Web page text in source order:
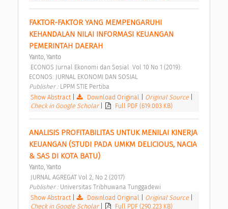
FAKTOR-FAKTOR YANG MEMPENGARUHI
KEHANDALAN NILAI INFORMASI KEUANGAN
PEMERINTAH DAERAH
Yanto, Yanto
ECONOS: JURNAL EKONOMI DAN SOSIAL
Publisher : LPPM STIE Pertiba
Show Abstract
Download Original Original Source
Check in Google Scholar
Full PDF (619.003 KB)
ANALISIS PROFITABILITAS UNTUK MENILAI KINERJA
KEUANGAN (STUDI PADA UMKM DELICIOUS, NACIA
& SAS DI KOTA BATU)
Yanto, Yanto
JURNAL AGREGAT Vol 2, No 2 (2017)
Publisher : Universitas Tribhuwana Tunggadewi
Show Abstract
Download Original Original Source
Check in Google Scholar
Full PDF (290.223 KB)